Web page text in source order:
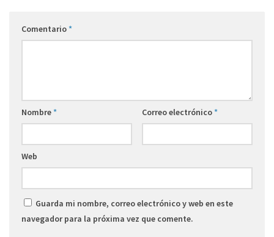
Comentario*
Nombre* Correo electrónico*
Web
Guarda mi nombre, correo electrónico y web en este
navegador para la próxima vez que comente.